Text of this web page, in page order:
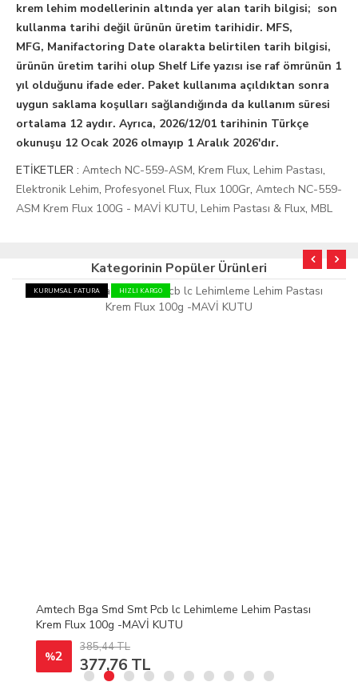
krem lehim modellerinin altında yer alan tarih bilgisi; son
kullanma tarihi değil ürünün üretim tarihidir. MFS,
MFG, Manifactoring Date olarakta belirtilen tarih bilgisi,
ürünün üretim tarihi olup Shelf Life yazısı ise raf ömrünün 1
yıl olduğunu ifade eder. Paket kullanıma açıldıktan sonra
uygun saklama koşulları sağlandığında da kullanım süresi
ortalama 12 aydır. Ayrıca, 2026/12/01 tarihinin Türkçe
okunuşu 12 Ocak 2026 olmayıp 1 Aralık 2026'dır.
ETİKETLER : Amtech NC-559-ASM, Krem Flux, Lehim Pastası,
Elektronik Lehim, Profesyonel Flux, Flux 100Gr, Amtech NC-559-
ASM Krem Flux 100G - MAVİ KUTU, Lehim Pastası & Flux, MBL
Kategorinin Popüler Ürünleri
KURUMSAL FATURA HIZLI KARGO
Amtech Bga Smd Smt Pcb lc Lehimleme Lehim Pastası
Krem Flux 100g -MAVİ KUTU
%2
385,44 TL
377,76 TL